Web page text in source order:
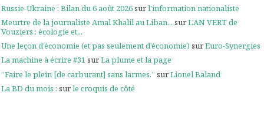
Russie-Ukraine : Bilan du 6 août 2026surl'information nationaliste
Meurtre de la journaliste Amal Khalil au Liban... surL'AN VERT de
Vouziers : écologie et...
Une leçon d’économie (et pas seulement d’économie) surEuro-Synergies
La machine à écrire #31 surLa plume et la page
”Faire le plein [de carburant] sans larmes.” surLionel Baland
La BD du mois : surle croquis de côté